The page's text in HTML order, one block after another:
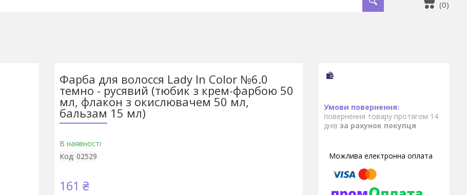
Фарба для волосся Lady Іn Сolor №6.0
темно - русявий (тюбик з крем-фарбою 50
мл, флакон з окислювачем 50 мл,
бальзам 15 мл)
В наявності
Код: 02529
161 ₴
повернення товару протягом 14
днів за рахунок покупця